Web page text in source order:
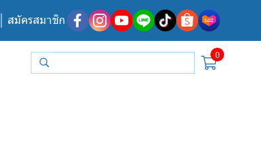
สมัครสมาชิก
0